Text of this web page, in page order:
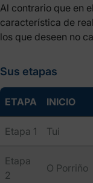
Al contrario que en
característica de
los que deseen no
Sus etapas
ETAPA INICIO
Etapa 1 Tui
Etapa
2
O Porriño